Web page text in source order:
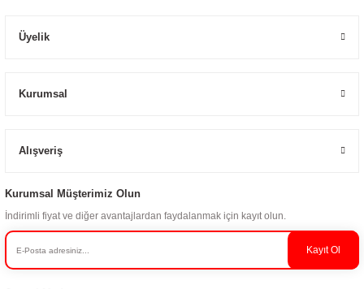
Üyelik
Kurumsal
Alışveriş
Kurumsal Müşterimiz Olun
İndirimli fiyat ve diğer avantajlardan faydalanmak için kayıt olun.
Kayıt Ol